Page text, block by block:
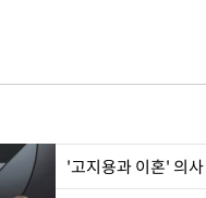
'고지용과 이혼' 의